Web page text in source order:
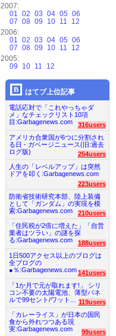
2007:
01 02 03 04 05 06
07 08 09 10 11
12
2006:
01 02 03 04 05 06
07 08 09 10 11
12
2005:
09
10 11 12
はてブ上位記事
電話応対で「これやっちゃダ
メ」なチェックリスト10項
目:Garbagenews.com
316users
アメリカ合衆国が6つに分割され
る日 - ガベージニュース(旧:過去
ログ版)
254users
人生の「レベルアップ」は突然
ドアを叩く:Garbagenews.com
223users
防衛省技術研究本部、陸上装備
として「ガンダム」の実現を模
索:Garbagenews.com
210users
「住民税が2倍に増えた」「自営
業者はツラい」の謎を探
る:Garbagenews.com
188users
1日500アクセス以上のブログは
全ブログの
●％:Garbagenews.com 141users
「1か月で元が取れます!」 シリ
コン不要の太陽電池、薄型パネ
ルで99セント/ワット...
119users
「カレーライス」が日本の国民
食から外れつつある現
実:Garbagenews.com
99users